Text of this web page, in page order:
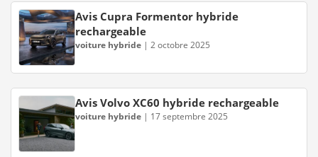
Avis Cupra Formentor hybride
rechargeable
voiture hybride | 2 octobre 2025
Avis Volvo XC60 hybride rechargeable
voiture hybride | 17 septembre 2025